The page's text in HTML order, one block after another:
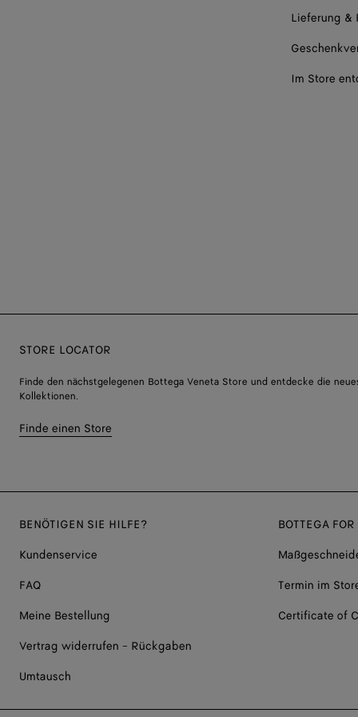
Lieferung &
Im Store
STORE LOCATOR
Finde den nächstgelegenen Bottega Veneta Store und entdecke die
Kollektionen.
Finde einen Store
BENÖTIGEN SIE HILFE?
Kundenservice
FAQ
Meine Bestellung
Vertrag widerrufen - Rückgaben
Umtausch
BOTTEGA FOR
Termin im
Certificate of